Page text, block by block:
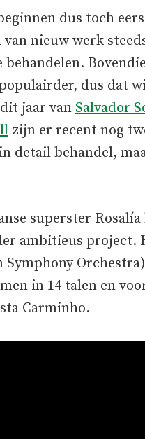
dus toch
van nieuw werk
behandelen.
dus dat
jaar van Salvador
zijn er recent nog
detail behandel,
superster
ambitieus project.
Symphony
in 14 talen en
Carminho.